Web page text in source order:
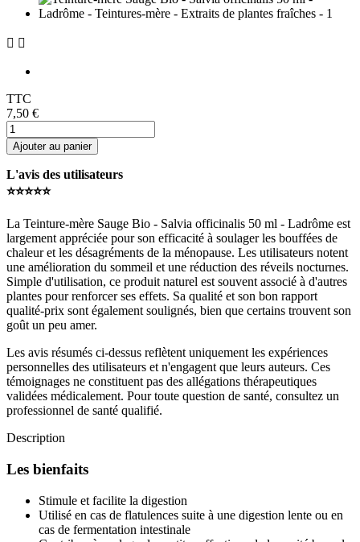
 
TTC
7,50 €
Ajouter au panier
L'avis des utilisateurs
⭐️⭐️⭐️⭐️⭐️
La Teinture-mère Sauge Bio - Salvia officinalis 50 ml - Ladrôme est
largement appréciée pour son efficacité à soulager les bouffées de
chaleur et les désagréments de la ménopause. Les utilisateurs notent
une amélioration du sommeil et une réduction des réveils nocturnes.
Simple d'utilisation, ce produit naturel est souvent associé à d'autres
plantes pour renforcer ses effets. Sa qualité et son bon rapport
qualité-prix sont également soulignés, bien que certains trouvent son
goût un peu amer.
Les avis résumés ci-dessus reflètent uniquement les expériences
personnelles des utilisateurs et n'engagent que leurs auteurs. Ces
témoignages ne constituent pas des allégations thérapeutiques
validées médicalement. Pour toute question de santé, consultez un
professionnel de santé qualifié.
Description
Les bienfaits
Stimule et facilite la digestion
Utilisé en cas de flatulences suite à une digestion lente ou en
cas de fermentation intestinale